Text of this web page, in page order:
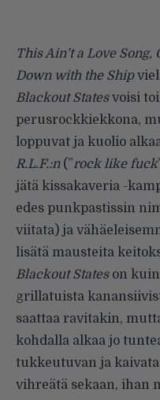
This Ain’t a Love Song,
Down with the Ship
Blackout Statesvoisi
perusrockkiekkona,
loppuvat ja kuolio
R.L.F.:n(”rock like fuck
jätä kissakaveria -
edes punkpastissin
viitata) ja
lisätä mausteita
Blackout Stateson kuin
grillatuista
saattaa ravitakin,
kohdalla alkaa jo
tukkeutuvan ja
vihreätä sekaan, ihan